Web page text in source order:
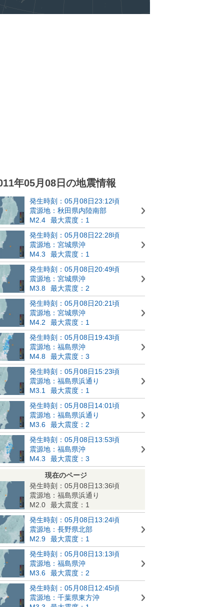
年05月08日の地震情報
発生時刻：05月08日23:12頃
震源地：秋田県内陸南部
M2.4
最大震度：1
発生時刻：05月08日22:28頃
震源地：宮城県沖
M4.3
最大震度：1
発生時刻：05月08日20:49頃
震源地：宮城県沖
M3.8
最大震度：2
発生時刻：05月08日20:21頃
震源地：宮城県沖
M4.2
最大震度：1
発生時刻：05月08日19:43頃
震源地：福島県沖
M4.8
最大震度：3
発生時刻：05月08日15:23頃
震源地：福島県浜通り
M3.1
最大震度：1
発生時刻：05月08日14:01頃
震源地：福島県浜通り
M3.6
最大震度：2
発生時刻：05月08日13:53頃
震源地：福島県沖
M4.3
最大震度：3
現在のページ
発生時刻：05月08日13:36頃
震源地：福島県浜通り
M2.0
最大震度：1
発生時刻：05月08日13:24頃
震源地：長野県北部
M2.9
最大震度：1
発生時刻：05月08日13:13頃
震源地：福島県沖
M3.6
最大震度：2
発生時刻：05月08日12:45頃
震源地：千葉県東方沖